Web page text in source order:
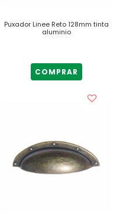
Puxador Linee Reto 128mm tinta
aluminio
COMPRAR